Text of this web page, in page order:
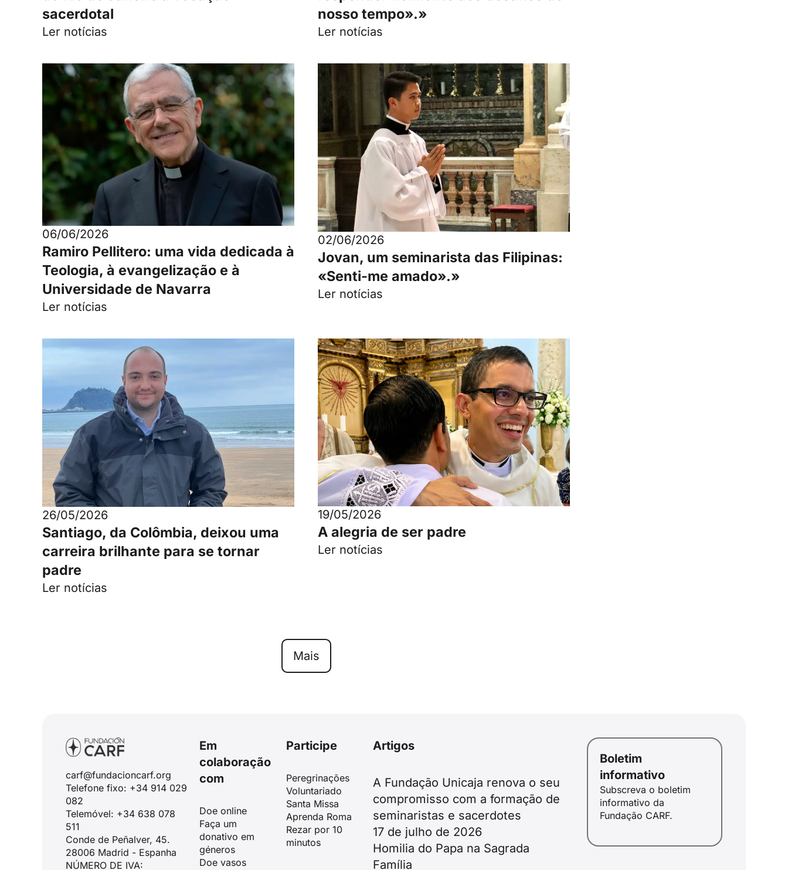
sacerdotal
Ler notícias
nosso tempo».»
Ler notícias
06/06/2026
Ramiro Pellitero: uma vida dedicada à
Teologia, à evangelização e à
Universidade de Navarra
Ler notícias
02/06/2026
Jovan, um seminarista das Filipinas:
«Senti-me amado».»
Ler notícias
26/05/2026
Santiago, da Colômbia, deixou uma
carreira brilhante para se tornar
padre
Ler notícias
19/05/2026
A alegria de ser padre
Ler notícias
Mais
carf@fundacioncarf.org
Telefone fixo: +34 914 029
082
Telemóvel: +34 638 078
511
Conde de Peñalver, 45.
28006 Madrid - Espanha
NÚMERO DE IVA:
Em
colaboração
com
Doe online
Faça um
donativo em
géneros
Doe vasos
Participe
Peregrinações
Voluntariado
Santa Missa
Aprenda Roma
Rezar por 10
minutos
Artigos
A Fundação Unicaja renova o seu
compromisso com a formação de
seminaristas e sacerdotes
17 de julho de 2026
Homilia do Papa na Sagrada
Família
Boletim
informativo
Subscreva o boletim
informativo da
Fundação CARF.